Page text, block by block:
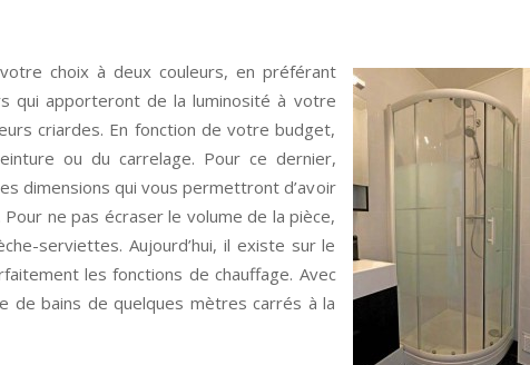
choix à deux couleurs, en préférant
qui apporteront de la luminosité à votre
criardes. En fonction de votre budget,
ou du carrelage. Pour ce dernier,
dimensions qui vous permettront d’avoir
ne pas écraser le volume de la pièce,
serviettes. Aujourd’hui, il existe sur le
les fonctions de chauffage. Avec
de bains de quelques mètres carrés à la